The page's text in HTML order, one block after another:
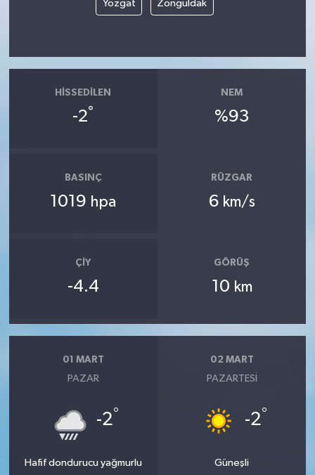
Yozgat Zonguldak
HISSEDILEN
-2°
NEM
%93
BASINÇ
1019 hpa
RÜZGAR
6 km/s
ÇIY
-4.4
GÖRÜŞ
10 km
01 MART
PAZAR
-2°
Hafif dondurucu yağmurlu
02 MART
PAZARTESI
-2°
Güneşli